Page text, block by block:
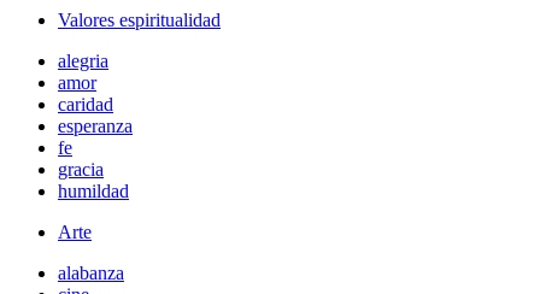
Valores espiritualidad
alegria
amor
caridad
esperanza
fe
gracia
humildad
Arte
alabanza